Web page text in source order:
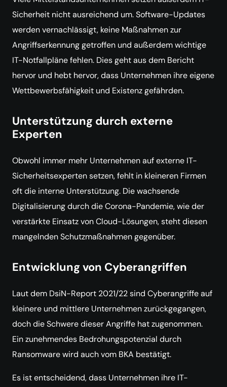
Sicherheit nicht ausreichend um. Software-Updates
werden vernachlässigt, keine Maßnahmen zur
Angriffserkennung getroffen und außerdem wichtige
IT-Notfallpläne fehlen. Dies geht aus dem Bericht
hervor und hebt hervor, dass Unternehmen ihre eigene
Wettbewerbsfähigkeit und Existenz gefährden.
Unterstützung durch externe
Experten
Obwohl immer mehr Unternehmen auf externe IT-
Sicherheitsexperten setzen, fehlt in kleineren Firmen
oft die interne Unterstützung. Die wachsende
Digitalisierung durch die Corona-Pandemie, wie der
verstärkte Einsatz von Cloud-Lösungen, steht diesen
mangelnden Schutzmaßnahmen gegenüber.
Entwicklung von Cyberangriffen
Laut dem DsiN-Report 2021/22 sind Cyberangriffe auf
kleinere und mittlere Unternehmen zurückgegangen,
doch die Schwere dieser Angriffe hat zugenommen.
Ein zunehmendes Bedrohungspotenzial durch
Ransomware wird auch vom BKA bestätigt.
Es ist entscheidend, dass Unternehmen ihre IT-